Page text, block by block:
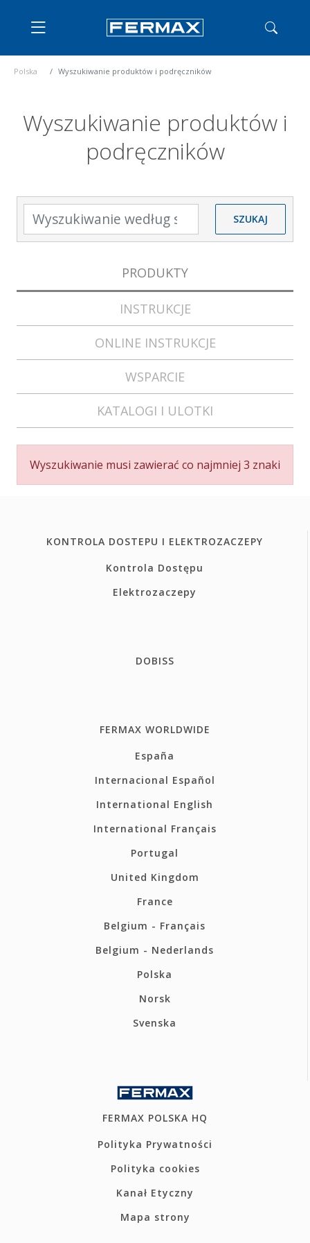
Polska Wyszukiwanie produktów i podręczników
Wyszukiwanie produktów i
podręczników
Wyszukiwanie według słów SZUKAJ
PRODUKTY
INSTRUKCJE
ONLINE INSTRUKCJE
WSPARCIE
KATALOGI I ULOTKI
Wyszukiwanie musi zawierać co najmniej 3 znaki
KONTROLA DOSTEPU I ELEKTROZACZEPY
Kontrola Dostępu
Elektrozaczepy
DOBISS
FERMAX WORLDWIDE
España
Internacional Español
International English
International Français
Portugal
United Kingdom
France
Belgium - Français
Belgium - Nederlands
Polska
Norsk
Svenska
FERMAX POLSKA HQ
Polityka Prywatności
Polityka cookies
Kanał Etyczny
Mapa strony